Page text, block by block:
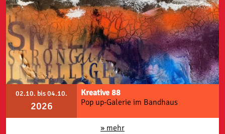
02.10. bis 04.10.
2026
Kreative 88
Pop up-Galerie im Bandhaus
» mehr